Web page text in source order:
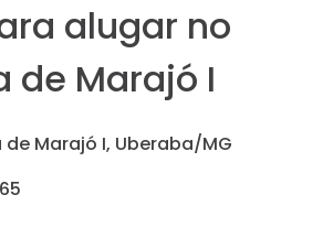
alugar no
de Marajó I
de Marajó I, Uberaba/MG